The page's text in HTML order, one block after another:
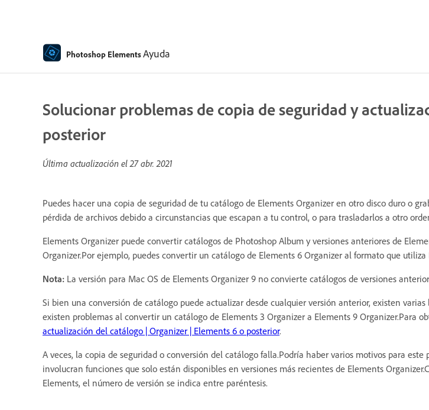
Photoshop ElementsAyuda
Solucionar problemas de copia de seguridad y
posterior
Última actualización el27 abr. 2021
Puedes hacer una copia de seguridad de tu catálogo de Elements Organizer en otro disco duro o
pérdida de archivos debido a circunstancias que escapan a tu control, o para trasladarlos a otro
Elements Organizer puede convertir catálogos de Photoshop Album y versiones anteriores de
Organizer.Por ejemplo, puedes convertir un catálogo de Elements 6 Organizer al formato que utiliza
Nota: La versión para Mac OS de Elements Organizer 9 no convierte catálogos de versiones
Si bien una conversión de catálogo puede actualizar desde cualquier versión anterior, existen
existen problemas al convertir un catálogo de Elements 3 Organizer a Elements 9 Organizer.Para
actualización del catálogo | Organizer | Elements 6 o posterior.
A veces, la copia de seguridad o conversión del catálogo falla.Podría haber varios motivos para
involucran funciones que solo están disponibles en versiones más recientes de Elements
Elements, el número de versión se indica entre paréntesis.